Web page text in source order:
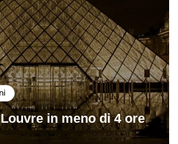
in meno di 4 ore